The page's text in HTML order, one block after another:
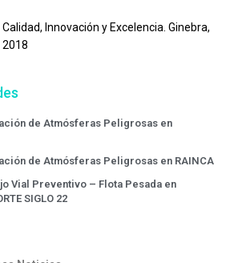
Innovación y Excelencia. Ginebra,
2018
de Atmósferas Peligrosas en
de Atmósferas Peligrosas en RAINCA
Vial Preventivo – Flota Pesada en
SIGLO 22